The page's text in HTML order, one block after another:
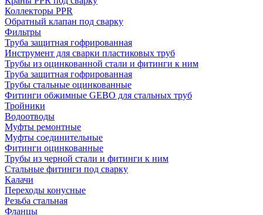
Коллекторы PPR
Обратный клапан под сварку
Фильтры
Труба защитная гофрированная
Инструмент для сварки пластиковых труб
Трубы из оцинкованной стали и фитинги к ним
Труба защитная гофрированная
Трубы стальные оцинкованные
Фитинги обжимные GEBO для стальных труб
Тройники
Водоотводы
Муфты ремонтные
Муфты соединительные
Фитинги оцинкованные
Трубы из черной стали и фитинги к ним
Стальные фитинги под сварку
Калачи
Переходы конусные
Резьба стальная
Фланцы